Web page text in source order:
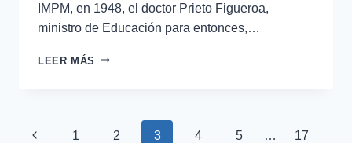
IMPM, en 1948, el doctor Prieto Figueroa,
ministro de Educación para entonces,…
LEER MÁS
1 2 3 4 5 … 17